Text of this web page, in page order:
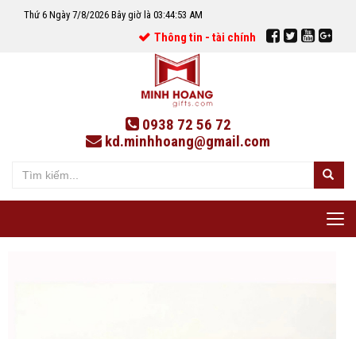
Thứ 6 Ngày 7/8/2026 Bây giờ là 03:44:54 AM
Thông tin - tài chính
0938 72 56 72
kd.minhhoang@gmail.com